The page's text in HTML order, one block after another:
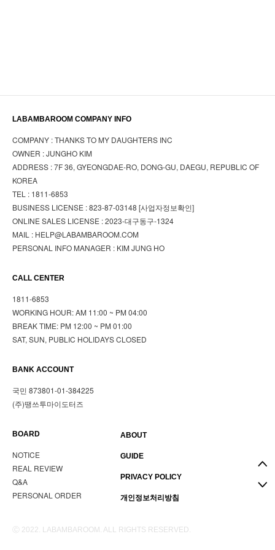
LABAMBAROOM COMPANY INFO
COMPANY : THANKS TO MY DAUGHTERS INC
OWNER : JUNGHO KIM
ADDRESS : 7F 36, GYEONGDAE-RO, DONG-GU, DAEGU, REPUBLIC OF
KOREA
TEL : 1811-6853
BUSINESS LICENSE : 823-87-03148 [사업자정보확인]
ONLINE SALES LICENSE : 2023-대구동구-1324
MAIL : HELP@LABAMBAROOM.COM
PERSONAL INFO MANAGER : KIM JUNG HO
CALL CENTER
1811-6853
WORKING HOUR: AM 11:00 ~ PM 04:00
BREAK TIME: PM 12:00 ~ PM 01:00
SAT, SUN, PUBLIC HOLIDAYS CLOSED
BANK ACCOUNT
국민 873801-01-384225
(주)땡쓰투마이도터즈
BOARD
NOTICE
REAL REVIEW
Q&A
PERSONAL ORDER
ABOUT
GUIDE
PRIVACY POLICY
개인정보처리방침
Ⓒ 2022. LABAMBAROOM. ALL RIGHTS RESERVED.